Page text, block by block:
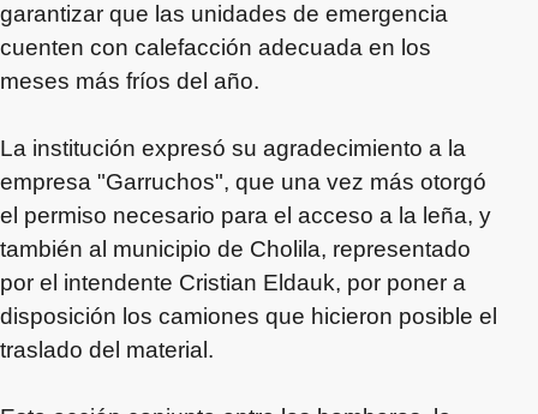
garantizar que las unidades de emergencia
cuenten con calefacción adecuada en los
meses más fríos del año.
La institución expresó su agradecimiento a la
empresa "Garruchos", que una vez más otorgó
el permiso necesario para el acceso a la leña, y
también al municipio de Cholila, representado
por el intendente Cristian Eldauk, por poner a
disposición los camiones que hicieron posible el
traslado del material.